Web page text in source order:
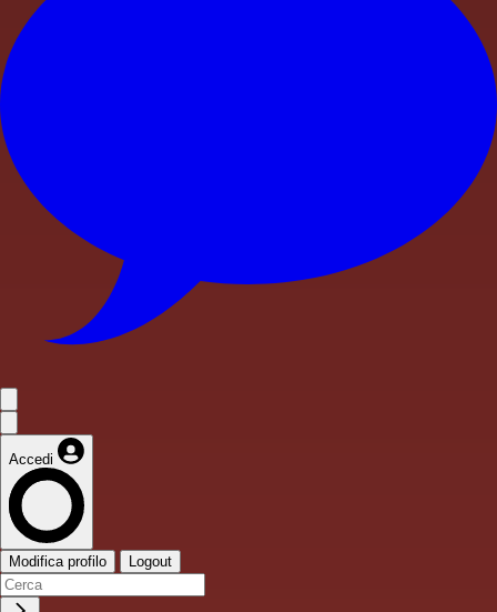
Accedi
Modifica profilo Logout